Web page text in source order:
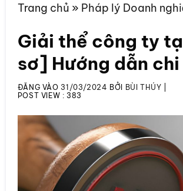
Trang chủ » Pháp lý Doanh
Giải thể công ty
sơ] Hướng dẫn
ĐĂNG VÀO 31/03/2024 BỞI BÙI THÚY
POST VIEW : 383